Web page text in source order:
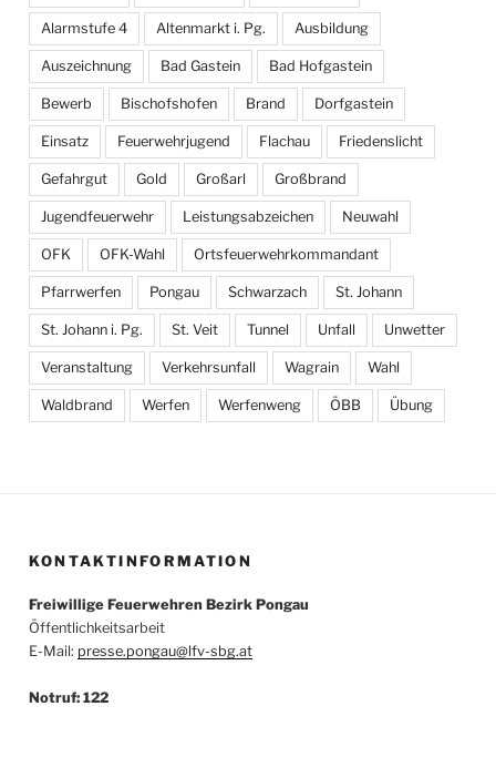
Alarmstufe 4 Altenmarkt i. Pg. Ausbildung
Auszeichnung Bad Gastein Bad Hofgastein
Bewerb Bischofshofen Brand Dorfgastein
Einsatz Feuerwehrjugend Flachau Friedenslicht
Gefahrgut Gold Großarl Großbrand
Jugendfeuerwehr Leistungsabzeichen Neuwahl
OFK OFK-Wahl Ortsfeuerwehrkommandant
Pfarrwerfen Pongau Schwarzach St. Johann
St. Johann i. Pg. St. Veit Tunnel Unfall Unwetter
Veranstaltung Verkehrsunfall Wagrain Wahl
Waldbrand Werfen Werfenweng ÖBB Übung
KONTAKTINFORMATION
Freiwillige Feuerwehren Bezirk Pongau
Öffentlichkeitsarbeit
E-Mail: presse.pongau@lfv-sbg.at
Notruf: 122